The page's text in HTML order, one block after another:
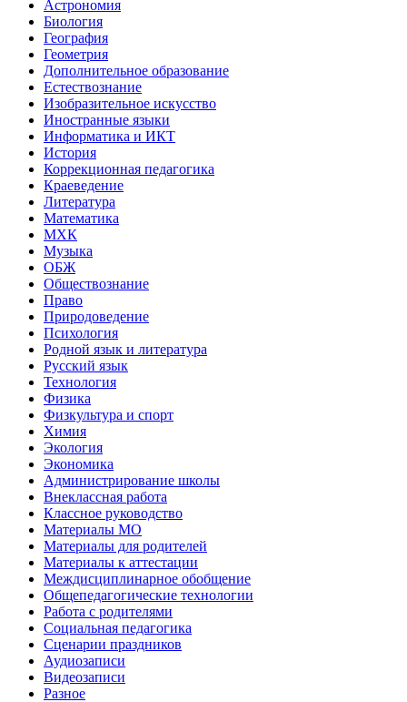
Астрономия
Биология
География
Геометрия
Дополнительное образование
Естествознание
Изобразительное искусство
Иностранные языки
Информатика и ИКТ
История
Коррекционная педагогика
Краеведение
Литература
Математика
МХК
Музыка
ОБЖ
Обществознание
Право
Природоведение
Психология
Родной язык и литература
Русский язык
Технология
Физика
Физкультура и спорт
Химия
Экология
Экономика
Администрирование школы
Внеклассная работа
Классное руководство
Материалы МО
Материалы для родителей
Материалы к аттестации
Междисциплинарное обобщение
Общепедагогические технологии
Работа с родителями
Социальная педагогика
Сценарии праздников
Аудиозаписи
Видеозаписи
Разное